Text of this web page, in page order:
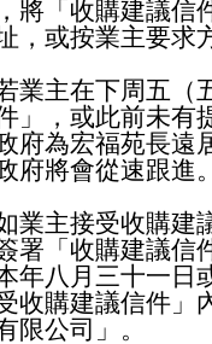
將「收購建議信
，或按業主要求
主在下周五（五
」，或此前未有
府為宏福苑長遠
府將會從速跟進
主接受收購建議
署「收購建議信
年八月三十一日
受收購建議信件
限公司」。